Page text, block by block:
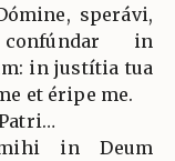
sperávi,
in
in justítia tua
et éripe me.
in Deum